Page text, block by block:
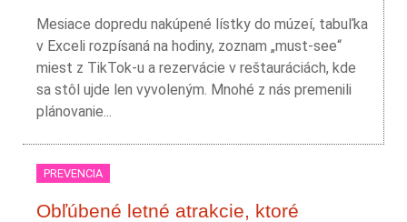
Mesiace dopredu nakúpené lístky do múzeí, tabuľka
v Exceli rozpísaná na hodiny, zoznam „must-see“
miest z TikTok-u a rezervácie v reštauráciách, kde
sa stôl ujde len vyvoleným. Mnohé z nás premenili
plánovanie...
PREVENCIA
Obľúbené letné atrakcie, ktoré